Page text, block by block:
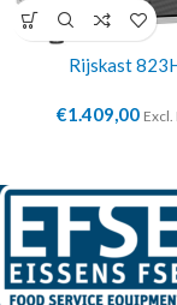
Rijskast
€1.409,00 Excl.